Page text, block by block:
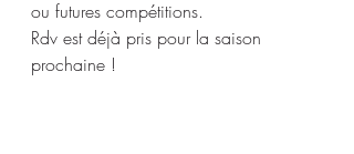
ou futures compétitions.
Rdv est déjà pris pour la saison
prochaine !